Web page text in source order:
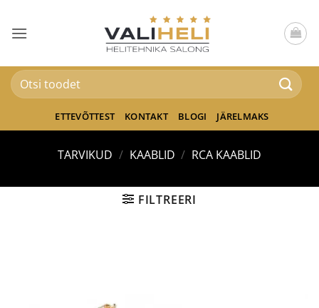
content
Otsi:
ETTEVÕTTEST KONTAKT BLOGI JÄRELMAKS
TARVIKUD / KAABLID / RCA KAABLID
FILTREERI